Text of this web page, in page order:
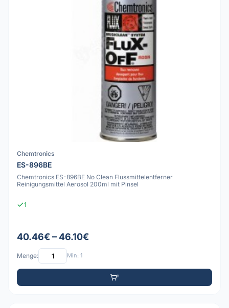
Chemtronics
ES-896BE
Chemtronics ES-896BE No Clean Flussmittelentferner
Reinigungsmittel Aerosol 200ml mit Pinsel
1
40.46€ – 46.10€
Menge: Min: 1